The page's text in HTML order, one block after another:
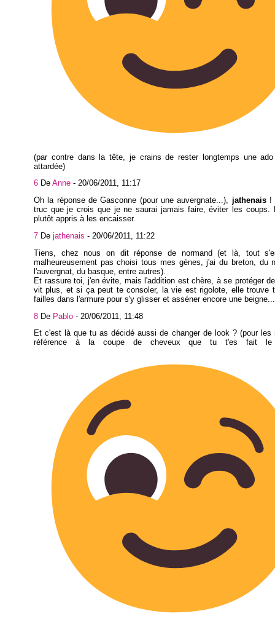
(par contre dans la tête, je crains de rester longtemps une ado
attardée)
6 De Anne - 20/06/2011, 11:17
Oh la réponse de Gasconne (pour une auvergnate...), jathenais!
truc que je crois que je ne saurai jamais faire, éviter les coups.
plutôt appris à les encaisser.
7 De jathenais - 20/06/2011, 11:22
Tiens, chez nous on dit réponse de normand (et là, tout
malheureusement pas choisi tous mes gènes, j'ai du breton, du
l'auvergnat, du basque, entre autres).
Et rassure toi, j'en évite, mais l'addition est chère, à se protéger
vit plus, et si ça peut te consoler, la vie est rigolote, elle trouve
failles dans l'armure pour s'y glisser et asséner encore une beigne...
8 De Pablo - 20/06/2011, 11:48
Et c'est là que tu as décidé aussi de changer de look ? (pour les
référence à la coupe de cheveux que tu t'es fait le